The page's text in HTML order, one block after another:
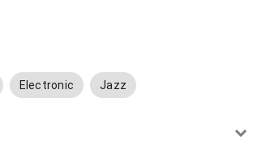
Electronic Jazz